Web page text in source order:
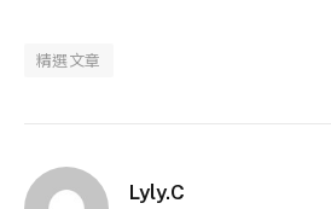
精選文章
Lyly.C